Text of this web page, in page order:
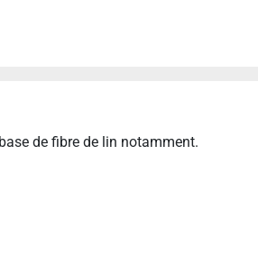
de fibre de lin notamment.